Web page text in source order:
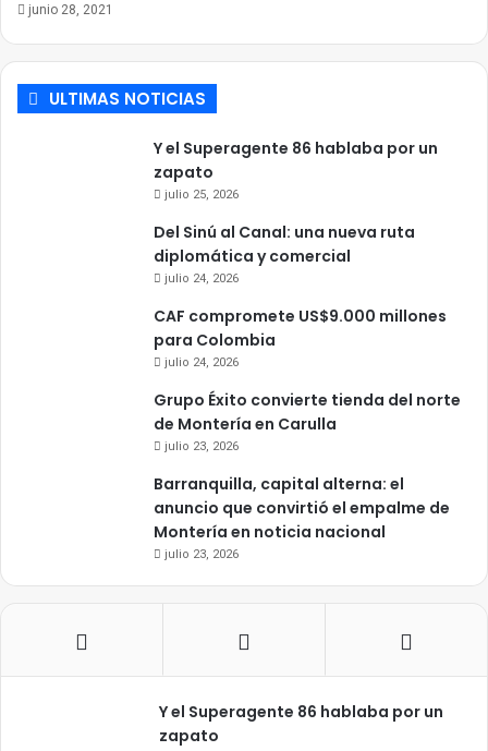
junio 28, 2021
ULTIMAS NOTICIAS
Y el Superagente 86 hablaba por un
zapato
julio 25, 2026
Del Sinú al Canal: una nueva ruta
diplomática y comercial
julio 24, 2026
CAF compromete US$9.000 millones
para Colombia
julio 24, 2026
Grupo Éxito convierte tienda del norte
de Montería en Carulla
julio 23, 2026
Barranquilla, capital alterna: el
anuncio que convirtió el empalme de
Montería en noticia nacional
julio 23, 2026
Y el Superagente 86 hablaba por un
zapato